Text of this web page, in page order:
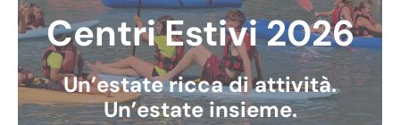
Centri Estivi 2026
Un’estate ricca di attività.
Un’estate insieme.